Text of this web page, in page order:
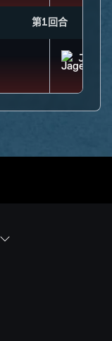
第1回合
JAGER